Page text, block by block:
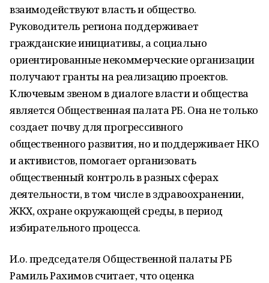
взаимодействуют власть и общество.
Руководитель региона поддерживает
гражданские инициативы, а социально
ориентированные некоммерческие организации
получают гранты на реализацию проектов.
Ключевым звеном в диалоге власти и общества
является Общественная палата РБ. Она не только
создает почву для прогрессивного
общественного развития, но и поддерживает НКО
и активистов, помогает организовать
общественный контроль в разных сферах
деятельности, в том числе в здравоохранении,
ЖКХ, охране окружающей среды, в период
избирательного процесса.
И.о. председателя Общественной палаты РБ
Рамиль Рахимов считает, что оценка